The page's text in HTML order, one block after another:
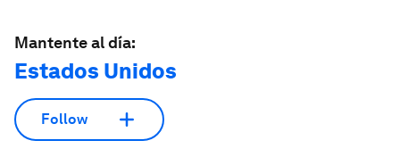
Mantente al día:
Estados Unidos
Follow